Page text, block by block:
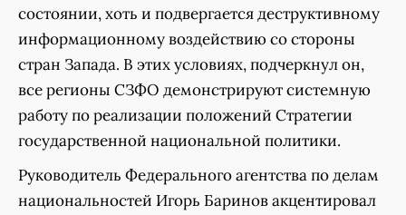
состоянии, хоть и подвергается деструктивному
информационному воздействию со стороны
стран Запада. В этих условиях, подчеркнул он,
все регионы СЗФО демонстрируют системную
работу по реализации положений Стратегии
государственной национальной политики.
Руководитель Федерального агентства по делам
национальностей Игорь Баринов акцентировал